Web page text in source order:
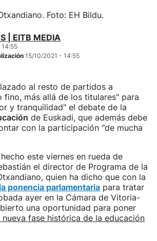
Foto: EH Bildu.
| EITB MEDIA
15/10/2021 - 14:55
al resto de partidos a
fino, más allá de los titulares" para
y tranquilidad" el debate de la
de Euskadi, que además debe
con la participación "de mucha
este viernes en rueda de
el director de Programa de la
quien ha dicho que con la
ponencia parlamentaria para tratar
ayer en la Cámara de Vitoria-
una oportunidad para poner
nueva fase histórica de la educación